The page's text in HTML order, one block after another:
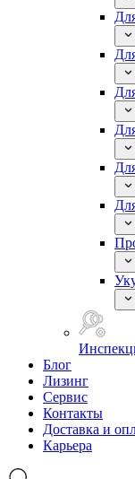
Блог
Лизинг
Сервис
Контакты
Доставка и
Карьера